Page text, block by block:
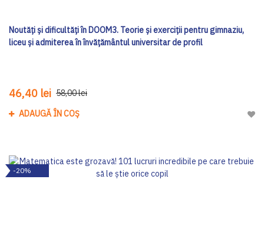
Noutăți și dificultăți în DOOM3. Teorie și exerciții pentru gimnaziu,
liceu și admiterea în învățământul universitar de profil
46,40 lei 58,00 lei
ADAUGĂ ÎN COȘ
-20%